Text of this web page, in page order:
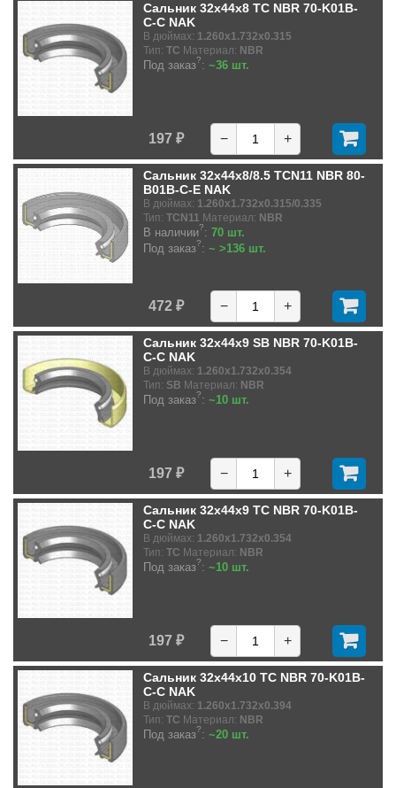
Сальник 32x44x8 TC NBR 70-K01B-
C-C NAK
В дюймах: 1.260x1.732x0.315
Тип: TC Материал: NBR
Под заказ?: ~36 шт.
197 ₽ − +
Сальник 32x44x8/8.5 TCN11 NBR 80-
B01B-C-E NAK
В дюймах: 1.260x1.732x0.315/0.335
Тип: TCN11 Материал: NBR
В наличии?: 70 шт.
Под заказ?: ~ >136 шт.
472 ₽ − +
Сальник 32x44x9 SB NBR 70-K01B-
C-C NAK
В дюймах: 1.260x1.732x0.354
Тип: SB Материал: NBR
Под заказ?: ~10 шт.
197 ₽ − +
Сальник 32x44x9 TC NBR 70-K01B-
C-C NAK
В дюймах: 1.260x1.732x0.354
Тип: TC Материал: NBR
Под заказ?: ~10 шт.
197 ₽ − +
Сальник 32x44x10 TC NBR 70-K01B-
C-C NAK
В дюймах: 1.260x1.732x0.394
Тип: TC Материал: NBR
Под заказ?: ~20 шт.